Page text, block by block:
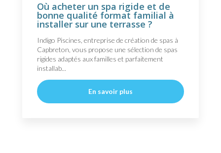
Où acheter un spa rigide et de
bonne qualité format familial à
installer sur une terrasse ?
Indigo Piscines, entreprise de création de spas à
Capbreton, vous propose une sélection de spas
rigides adaptés aux familles et parfaitement
installab...
En savoir plus